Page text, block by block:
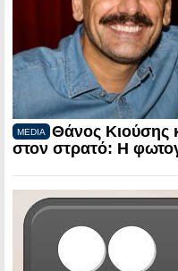
MEDIA
Θάνος Κιούσης
στον στρατό: Η